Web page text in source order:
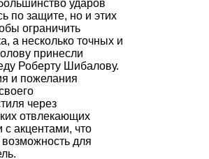
ударов
по защите, но и этих
ограничить
а несколько точных и
принесли
Роберту Шибалову.
и пожелания
через
отвлекающих
с акцентами, что
для